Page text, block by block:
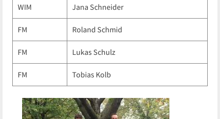
WIM Jana Schneider
FM Roland Schmid
FM Lukas Schulz
FM Tobias Kolb